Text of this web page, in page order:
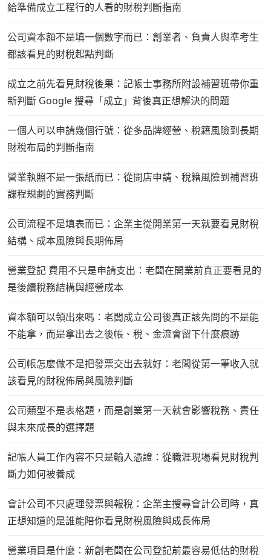
給準備成立工程行的人看的財稅判斷指南
公司資本額不是填一個數字而已：創業者、負責人與準考生
都該看見的財稅起點判斷
成立之前先看見財稅後果：記帳士事務所附設補習班帶你重
新判斷 Google 搜尋「成立」背後真正想解決的問題
一個人可以申請幾個行號：從多品牌經營、稅籍風險到長期
財稅布局的判斷指南
營業執照不是一張紙而已：從開店申請、稅籍風險到補習班
課程規劃的實務判斷
公司流程不是填表而已：企業主從開業第一天就要看見財稅
結構、成本風險與長期佈局
營業登記 費用不只是申請支出：老闆在開業前真正要看見的
是後續稅務結構與經營成本
資本額可以領出來嗎：老闆成立公司後真正該先問的不是能
不能拿，而是拿出去之後帳、稅、金流會留下什麼痕跡
公司帳怎麼做不是把發票交出去就好：老闆從第一筆收入就
該看見的財稅佈局與風險判斷
公司類型不是表格題，而是創業第一天就會影響稅務、責任
與未來成長的選擇題
記帳人員工作內容不只是輸入憑證：從職涯現場看見財稅判
斷力如何被養成
會計公司不只處理發票與報稅：企業主搜尋會計公司時，真
正想知道的是誰能陪你看見財稅風險與成長佈局
營業項目是什麼：新創老闆在公司登記前最容易低估的財稅